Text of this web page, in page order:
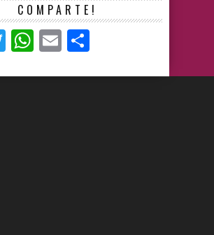
COMPARTE!
TwitterWhatsApp
Email